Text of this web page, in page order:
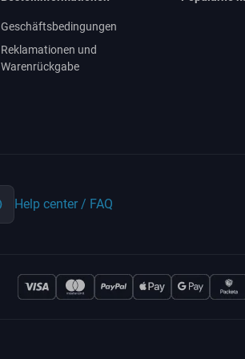
Geschäftsbedingungen
Reklamationen und
Warenrückgabe
Help center / FAQ